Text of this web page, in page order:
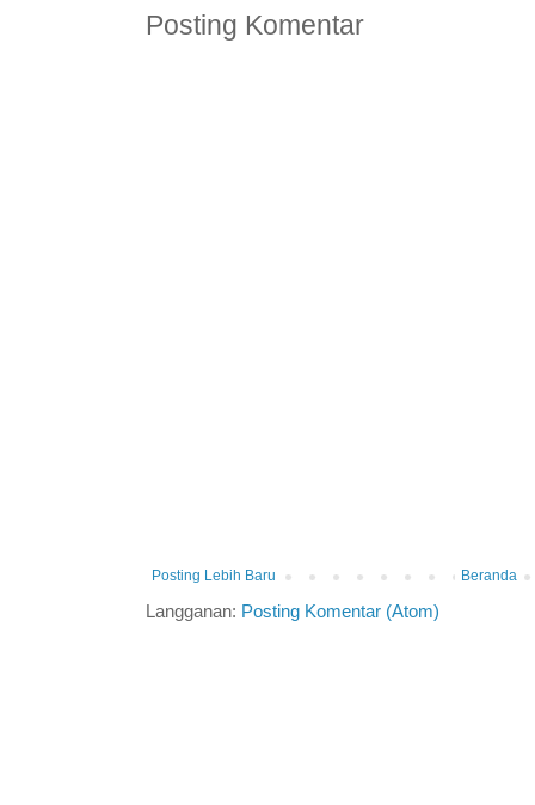
Posting Komentar
Posting Lebih Baru Beranda
Langganan: Posting Komentar (Atom)